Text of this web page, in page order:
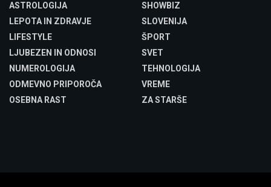
ASTROLOGIJA
LEPOTA IN ZDRAVJE
LIFESTYLE
LJUBEZEN IN ODNOSI
NUMEROLOGIJA
ODMEVNO PRIPOROČA
OSEBNA RAST
SHOWBIZ
SLOVENIJA
ŠPORT
SVET
TEHNOLOGIJA
VREME
ZA STARŠE